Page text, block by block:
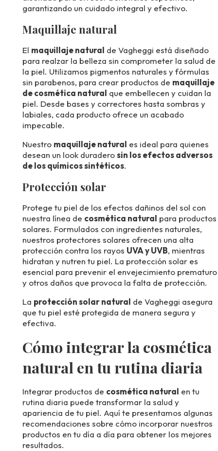
garantizando un cuidado integral y efectivo.
Maquillaje natural
El maquillaje natural de Vagheggi está diseñado
para realzar la belleza sin comprometer la salud de
la piel. Utilizamos pigmentos naturales y fórmulas
sin parabenos, para crear productos de maquillaje
de cosmética natural que embellecen y cuidan la
piel. Desde bases y correctores hasta sombras y
labiales, cada producto ofrece un acabado
impecable.
Nuestro maquillaje natural es ideal para quienes
desean un look duraderosin los efectos adversos
de los químicos sintéticos.
Protección solar
Protege tu piel de los efectos dañinos del sol con
nuestra línea de cosmética natural para productos
solares. Formulados con ingredientes naturales,
nuestros protectores solares ofrecen una alta
protección contra los rayos UVA y UVB, mientras
hidratan y nutren tu piel. La protección solar es
esencial para prevenir el envejecimiento prematuro
y otros daños que provoca la falta de protección.
La protección solar natural de Vagheggi asegura
que tu piel esté protegida de manera segura y
efectiva.
Cómo integrar la cosmética
natural en tu rutina diaria
Integrar productos de cosmética natural en tu
rutina diaria puede transformar la salud y
apariencia de tu piel. Aquí te presentamos algunas
recomendaciones sobre cómo incorporar nuestros
productos en tu día a día para obtener los mejores
resultados.